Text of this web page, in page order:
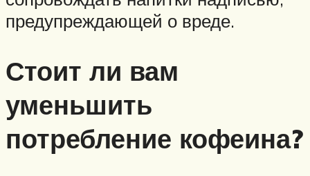
предупреждающей о вреде.
Стоит ли вам
уменьшить
потребление кофеина?